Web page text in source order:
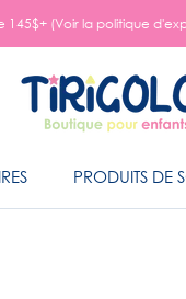
145$+ (Voir la politique
PRODUITS DE